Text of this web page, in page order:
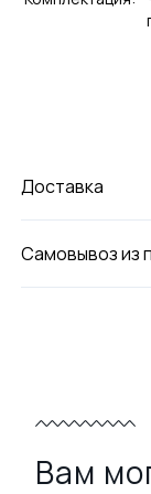
Доставка
Самовывоз из
Вам